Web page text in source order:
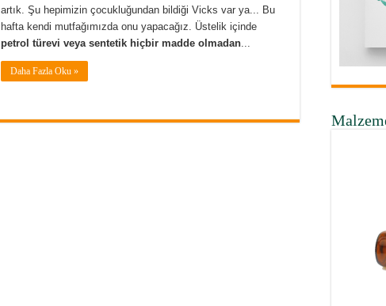
artık. Şu hepimizin çocukluğundan bildiği Vicks var ya... Bu
hafta kendi mutfağımızda onu yapacağız. Üstelik içinde
petrol türevi veya sentetik hiçbir madde olmadan...
Daha Fazla Oku »